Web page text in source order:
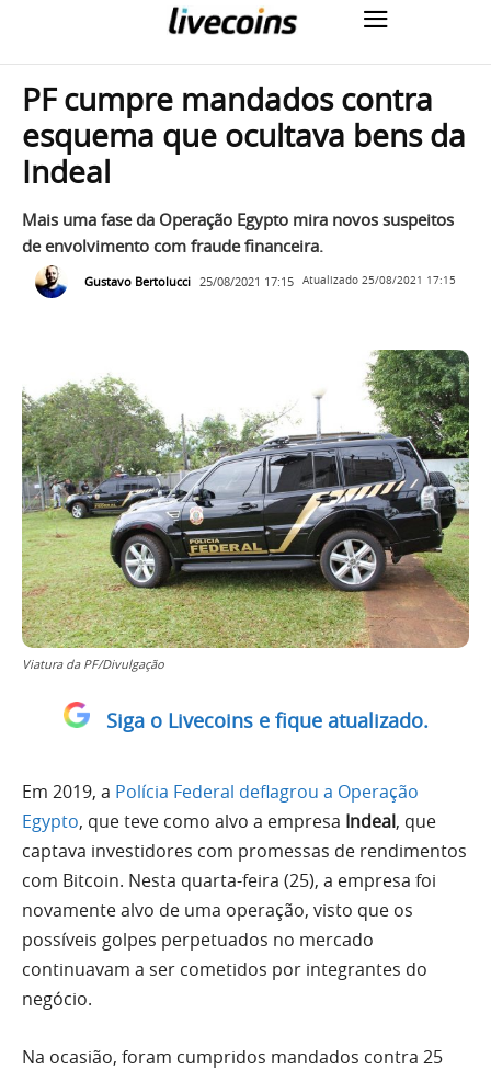
PF cumpre mandados contra
esquema que ocultava bens da
Indeal
Mais uma fase da Operação Egypto mira novos suspeitos
de envolvimento com fraude financeira.
Gustavo Bertolucci 25/08/2021 17:15 Atualizado 25/08/2021 17:15
Viatura da PF/Divulgação
Siga o Livecoins e fique atualizado.
Em 2019, a Polícia Federal deflagrou a Operação
Egypto, que teve como alvo a empresa Indeal, que
captava investidores com promessas de rendimentos
com Bitcoin. Nesta quarta-feira (25), a empresa foi
novamente alvo de uma operação, visto que os
possíveis golpes perpetuados no mercado
continuavam a ser cometidos por integrantes do
negócio.
Na ocasião, foram cumpridos mandados contra 25